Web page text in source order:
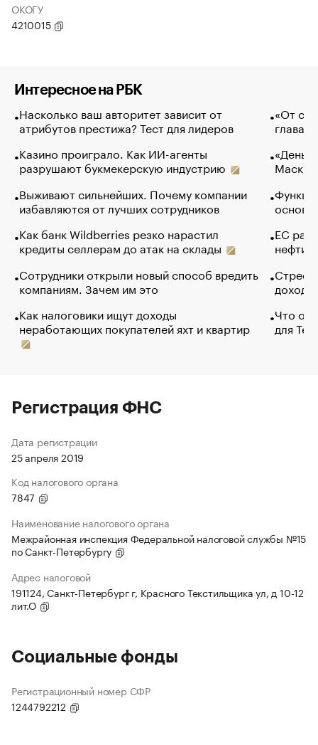
ОКОГУ
4210015
Интересное на РБК
Насколько ваш авторитет зависит от
атрибутов престижа? Тест для лидеров
Казино проиграло. Как ИИ-агенты
разрушают букмекерскую индустрию
Выживают сильнейших. Почему компании
избавляются от лучших сотрудников
Как банк Wildberries резко нарастил
кредиты селлерам до атак на склады
Сотрудники открыли новый способ вредить
компаниям. Зачем им это
Как налоговики ищут доходы
неработающих покупателей яхт и квартир
«От
глава
Маск в
основ
ЕС
нефти
Что
для
Регистрация ФНС
Дата регистрации
25 апреля 2019
Код налогового органа
7847
Наименование налогового органа
Межрайонная инспекция Федеральной налоговой службы №15
по Санкт-Петербургу
Адрес налоговой
191124, Санкт-Петербург г, Красного Текстильщика ул, д 10-12
лит.О
Социальные фонды
Регистрационный номер СФР
1244792212